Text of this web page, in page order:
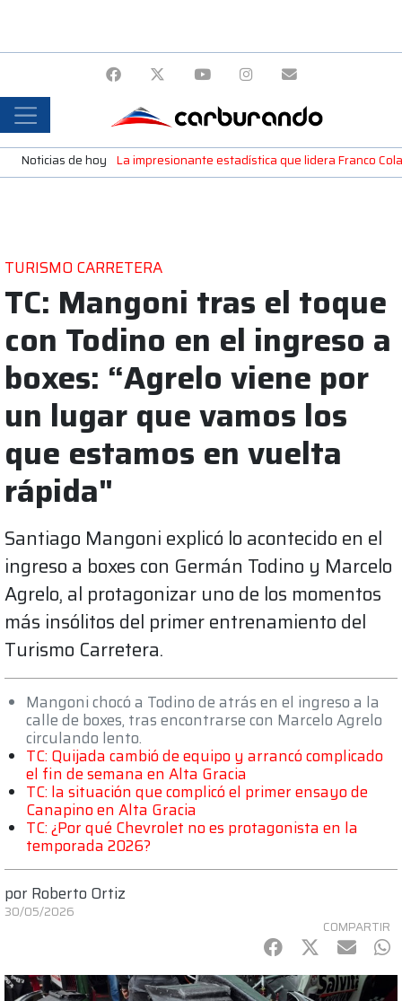
Noticias de hoy La impresionante estadística que lidera Franco
TURISMO CARRETERA
TC: Mangoni tras el toque
con Todino en el ingreso a
boxes: “Agrelo viene por
un lugar que vamos los
que estamos en vuelta
rápida"
Santiago Mangoni explicó lo acontecido en el
ingreso a boxes con Germán Todino y Marcelo
Agrelo, al protagonizar uno de los momentos
más insólitos del primer entrenamiento del
Turismo Carretera.
Mangoni chocó a Todino de atrás en el ingreso a la
calle de boxes, tras encontrarse con Marcelo Agrelo
circulando lento.
TC: Quijada cambió de equipo y arrancó complicado
el fin de semana en Alta Gracia
TC: la situación que complicó el primer ensayo de
Canapino en Alta Gracia
TC: ¿Por qué Chevrolet no es protagonista en la
temporada 2026?
por Roberto Ortiz
30/05/2026
COMPARTIR
Facebook
Twitter
mail